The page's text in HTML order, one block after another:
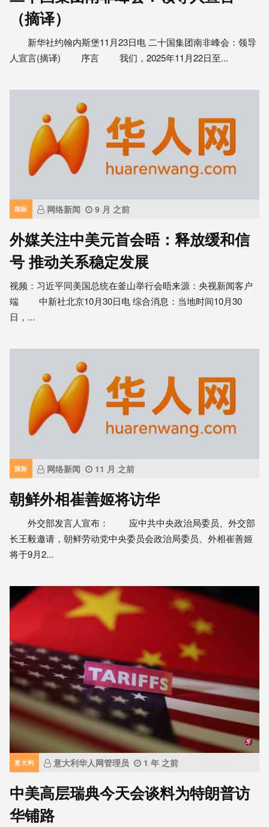
（摘译）
新华社约翰内斯堡11月23日电 二十国集团南非峰会：领导
人宣言(摘译) 序言 我们，2025年11月22日至...
国际 网络新闻 9 月 之前
外媒关注中美元首会晤：释放缓和信
号 推动关系稳定发展
视频：习近平同美国总统在釜山举行会晤来源：央视新闻客户
端 中新社北京10月30日电 综合消息：当地时间10月30
日，...
国际 网络新闻 11 月 之前
朝鲜外相崔善姬将访华
外交部发言人宣布： 应中共中央政治局委员、外交部
长王毅邀请，朝鲜劳动党中央委员会政治局委员、外相崔善姬
将于9月2...
意大利 意大利华人网管理员 1 年 之前
中美高层瑞典今天会谈料为特朗普访
华铺路